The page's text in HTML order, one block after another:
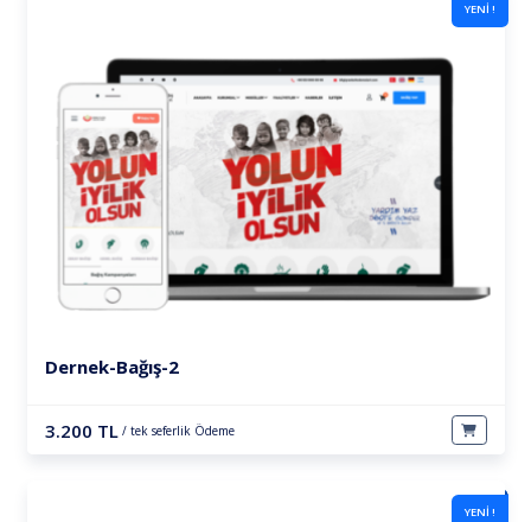
YENİ !
Dernek-Bağış-2
3.200 TL / tek seferlik Ödeme
YENİ !